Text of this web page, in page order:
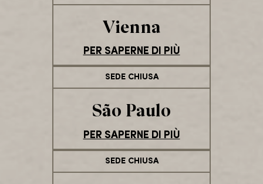
Vienna
PER SAPERNE DI PIÙ
SEDE CHIUSA
São Paulo
PER SAPERNE DI PIÙ
SEDE CHIUSA